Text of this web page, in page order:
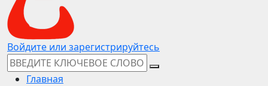
Войдите или зарегистрируйтесь
Главная